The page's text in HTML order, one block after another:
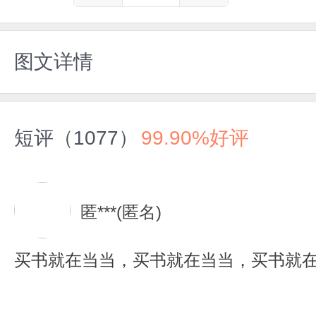
图文详情
短评（1077） 99.90%好评
匿***(匿名)
买书就在当当，买书就在当当，买书就